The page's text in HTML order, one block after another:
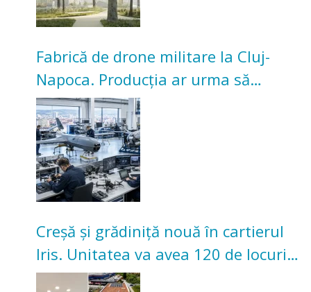
Fabrică de drone militare la Cluj-
Napoca. Producția ar urma să
înceapă în toamna acestui an
Creșă și grădiniță nouă în cartierul
Iris. Unitatea va avea 120 de locuri
pentru copii